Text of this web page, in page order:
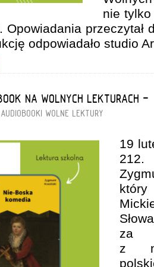
nie
Opowiadania
odpowiadało studio
NA WOLNYCH LEKTURACH -
AUDIOBOOKI WOLNE LEKTURY
19
za
z